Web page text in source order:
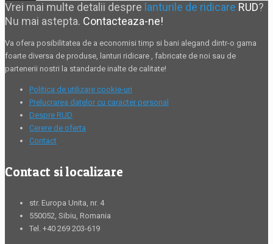
Vrei mai multe detalii despre lanturile de ridicare RUD?
Nu mai astepta. Contacteaza-ne!
Va ofera posibilitatea de a economisi timp si bani alegand dintr-o gama
foarte diversa de produse, lanturi ridicare , fabricate de noi sau de
partenerii nostri la standarde inalte de calitate!
Politica de utilizare cookie-uri
Prelucrarea datelor cu caracter personal
Despre RUD
Cerere de oferta
Contact
Contact si localizare
str. Europa Unita, nr. 4
550052, Sibiu, Romania
Tel. +40 269 203-619